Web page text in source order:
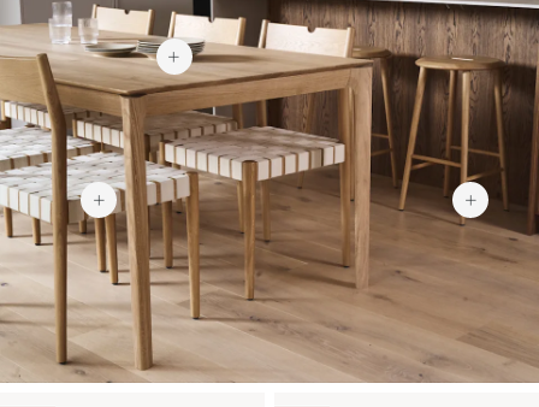
₩399,900
₩34,500